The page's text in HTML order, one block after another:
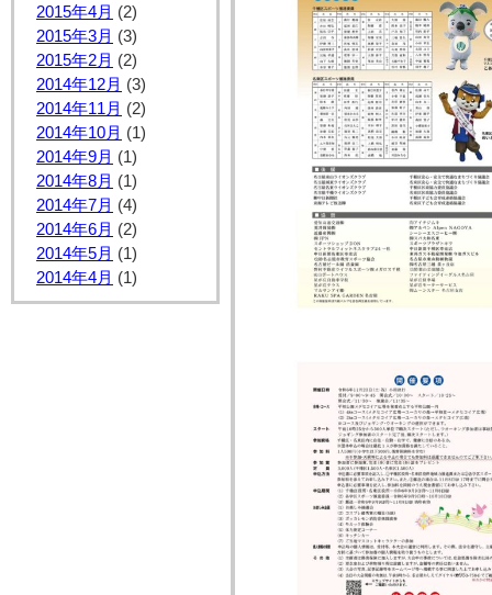
2015年4月 (2)
2015年3月 (3)
2015年2月 (2)
2014年12月 (3)
2014年11月 (2)
2014年10月 (1)
2014年9月 (1)
2014年8月 (1)
2014年7月 (4)
2014年6月 (2)
2014年5月 (1)
2014年4月 (1)